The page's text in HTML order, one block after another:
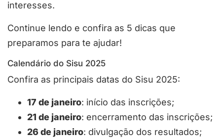
interesses.
Continue lendo e confira as 5 dicas que
preparamos para te ajudar!
Calendário do Sisu 2025
Confira as principais datas do Sisu 2025:
17 de janeiro: início das inscrições;
21 de janeiro: encerramento das inscrições;
26 de janeiro: divulgação dos resultados;